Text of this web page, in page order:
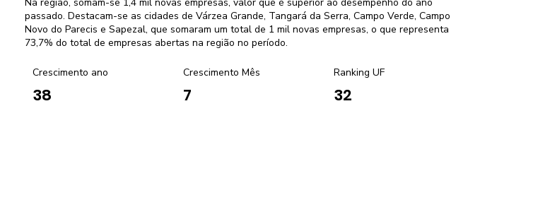
passado. Destacam-se as cidades de Várzea Grande, Tangará da Serra, Campo Verde, Campo
Novo do Parecis e Sapezal, que somaram um total de 1 mil novas empresas, o que representa
73,7% do total de empresas abertas na região no período.
Crescimento ano
38
Crescimento Mês
7
Ranking UF
32